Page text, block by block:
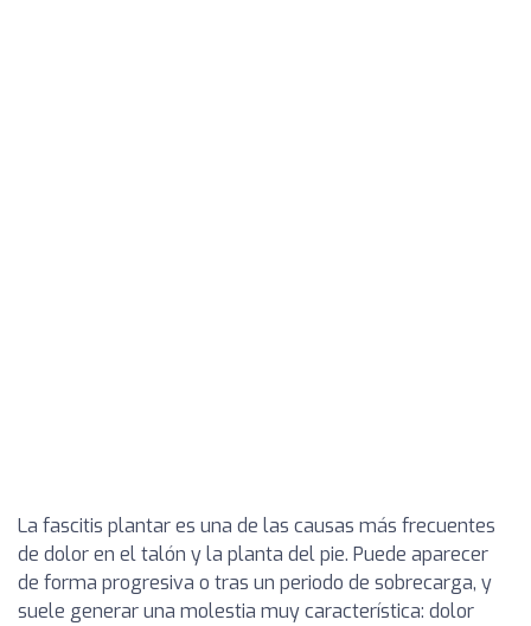
La fascitis plantar es una de las causas más frecuentes
de dolor en el talón y la planta del pie. Puede aparecer
de forma progresiva o tras un periodo de sobrecarga, y
suele generar una molestia muy característica: dolor